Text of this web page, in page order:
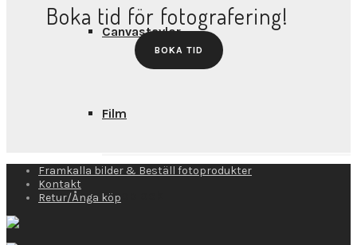
Canvastavlor
Film
Fotoblock
Boka tid för fotografering!
BOKA TID
Framkalla bilder & Beställ fotoprodukter
Kontakt
Retur/Ånga köp